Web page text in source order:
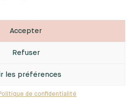
Accepter
Refuser
les préférences
de confidentialité